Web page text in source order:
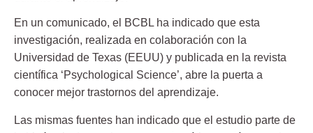
En un comunicado, el BCBL ha indicado que esta
investigación, realizada en colaboración con la
Universidad de Texas (EEUU) y publicada en la revista
científica ‘Psychological Science’, abre la puerta a
conocer mejor trastornos del aprendizaje.
Las mismas fuentes han indicado que el estudio parte de